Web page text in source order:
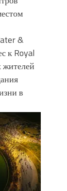
&
к Royal
в